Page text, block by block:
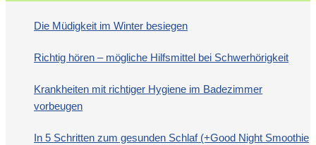
Die Müdigkeit im Winter besiegen
Richtig hören – mögliche Hilfsmittel bei Schwerhörigkeit
Krankheiten mit richtiger Hygiene im Badezimmer
vorbeugen
In 5 Schritten zum gesunden Schlaf (+Good Night Smoothie